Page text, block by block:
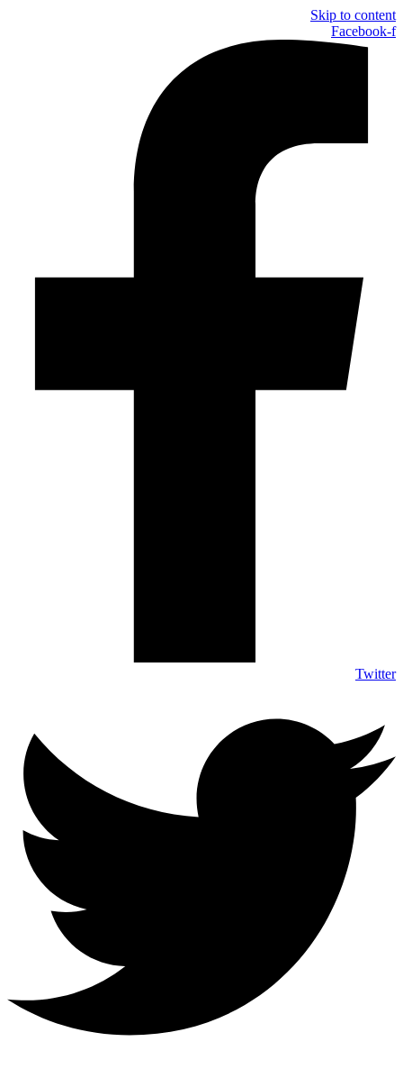
Skip to content
Facebook-f
Twitter